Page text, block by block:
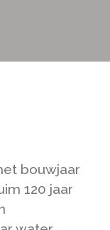
bouwjaar
120 jaar